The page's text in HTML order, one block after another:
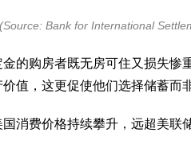
(Source: Bank for International
的购房者既无房可住又损失惨
值，这更促使他们选择储蓄而
消费价格持续攀升，远超美